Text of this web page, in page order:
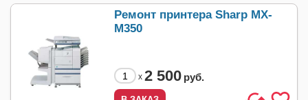
Ремонт принтера Sharp MX-
M350
x 2 500 руб.